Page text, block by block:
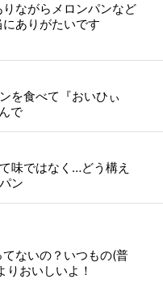
ながらメロンパンなど
ありがたいです
を食べて『おいひぃ
で
味ではなく…どう構え
ン
ないの？いつもの(普
りおいしいよ！